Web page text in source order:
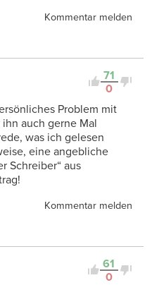
Kommentar melden
71
0
Problem mit
auch gerne Mal
was ich gelesen
eine angebliche
Schreiber“ aus
Kommentar melden
61
0